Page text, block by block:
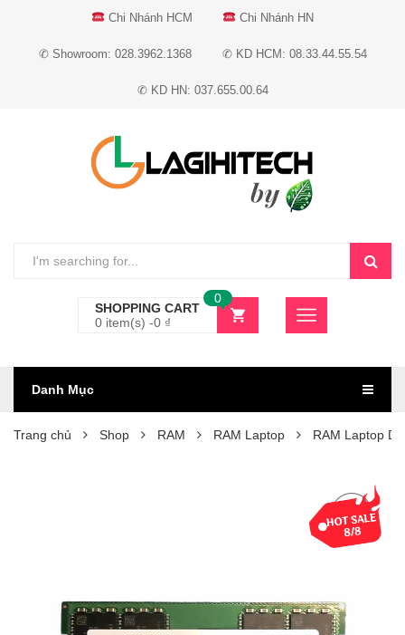
Chi Nhánh HCM Chi Nhánh HN
✆ Showroom: 028.3962.1368 ✆ KD HCM: 08.33.44.55.54
✆ KD HN: 037.655.00.64
SHOPPING CART
0 item(s) -0 ₫
0
Danh Mục
Trang chủ Shop RAM RAM Laptop RAM Laptop